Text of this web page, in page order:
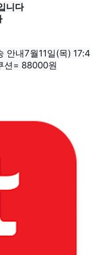
니다
션= 88000원